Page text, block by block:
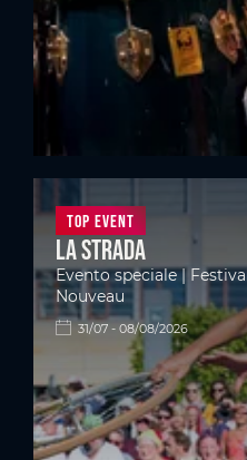
Top Event
La Strada
Evento speciale |
Nouveau
31/07 - 08/08/2026